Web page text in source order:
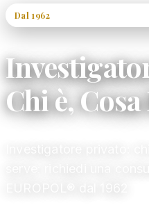
Dal 1962
Chi è, Cosa